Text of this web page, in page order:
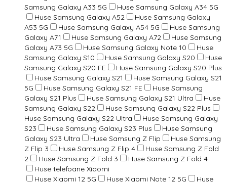
Samsung Galaxy A33 5G
Huse Samsung Galaxy A34 5G
Huse Samsung Galaxy A52
Huse Samsung Galaxy
A53 5G
Huse Samsung Galaxy A54 5G
Huse Samsung
Galaxy A71
Huse Samsung Galaxy A72
Huse Samsung
Galaxy A73 5G
Huse Samsung Galaxy Note 10
Huse
Samsung Galaxy S10
Huse Samsung Galaxy S20
Huse
Samsung Galaxy S20 FE
Huse Samsung Galaxy S20 Plus
Huse Samsung Galaxy S21
Huse Samsung Galaxy S21
5G
Huse Samsung Galaxy S21 FE
Huse Samsung
Galaxy S21 Plus
Huse Samsung Galaxy S21 Ultra
Huse
Samsung Galaxy S22
Huse Samsung Galaxy S22 Plus
Huse Samsung Galaxy S22 Ultra
Huse Samsung Galaxy
S23
Huse Samsung Galaxy S23 Plus
Huse Samsung
Galaxy S23 Ultra
Huse Samsung Z Flip
Huse Samsung
Z Flip 3
Huse Samsung Z Flip 4
Huse Samsung Z Fold
2
Huse Samsung Z Fold 3
Huse Samsung Z Fold 4
Huse telefoane Xiaomi
Huse Xiaomi 12 5G
Huse Xiaomi Note 12 5G
Huse